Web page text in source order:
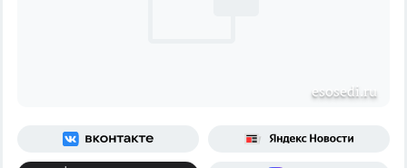
esosedi.ru